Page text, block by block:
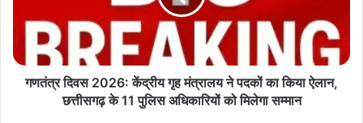
का
कियागणतंत्र दिवस 2026: केंद्रीय गृह मंत्रालय ने पदकों का किया ऐलान,
छत्तीसगढ़ के 11 पुलिस अधिकारियों को मिलेगा सम्मान